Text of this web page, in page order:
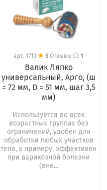
арт. 1713 5 Отзывы 1
Валик Ляпко
универсальный, Арго, (ш
= 72 мм, D = 51 мм, шаг 3,5
мм)
Используется во всех
возрастных группах без
ограничений, удобен для
обработки любых участков
тела, к примеру, эффективен
при варикозной болезни
(вне...